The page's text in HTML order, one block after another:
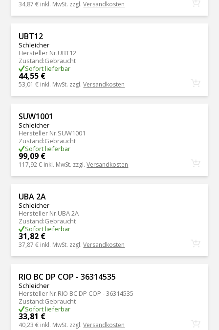
34,87 € inkl. MwSt. zzgl.Versandkosten
UBT12
Schleicher
Hersteller Nr.UBT12
Zustand:Gebraucht
Sofort lieferbar
44,55 €
53,01 € inkl. MwSt. zzgl.Versandkosten
SUW1001
Schleicher
Hersteller Nr.SUW1001
Zustand:Gebraucht
Sofort lieferbar
99,09 €
117,92 € inkl. MwSt. zzgl.Versandkosten
UBA 2A
Schleicher
Hersteller Nr.UBA 2A
Zustand:Gebraucht
Sofort lieferbar
31,82 €
37,87 € inkl. MwSt. zzgl.Versandkosten
RIO BC DP COP - 36314535
Schleicher
Hersteller Nr.RIO BC DP COP - 36314535
Zustand:Gebraucht
Sofort lieferbar
33,81 €
40,23 € inkl. MwSt. zzgl.Versandkosten